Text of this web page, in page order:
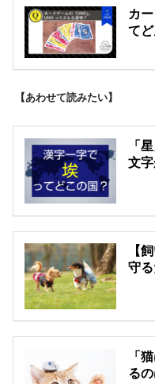
カ
て
【あわせて読みたい】
「
文
【
守
「
る